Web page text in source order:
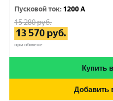
Пусковой ток: 1200 A
15 280руб.
13 570 руб.
при обмене
Купить
Добавить